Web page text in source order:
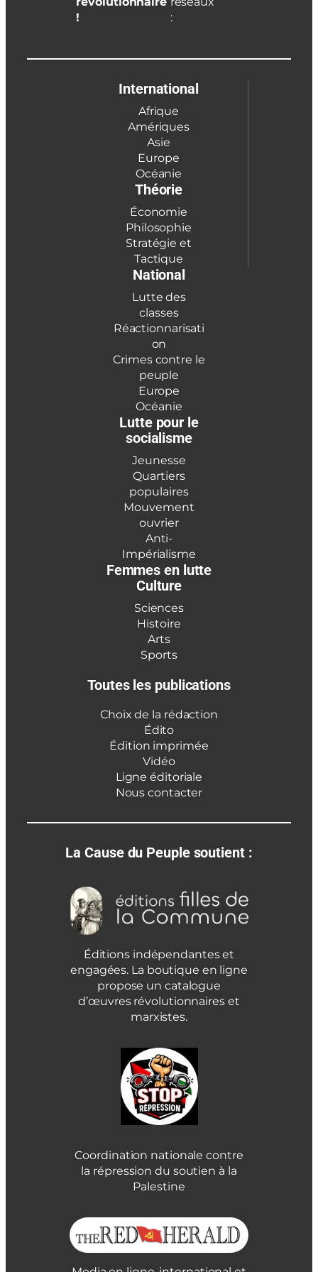
!
:
International
Afrique
Amériques
Asie
Europe
Océanie
Théorie
Économie
Philosophie
Stratégie et
Tactique
National
Lutte des
classes
Réactionnarisati
on
Crimes contre le
peuple
Europe
Océanie
Lutte pour le
socialisme
Jeunesse
Quartiers
populaires
Mouvement
ouvrier
Anti-
Impérialisme
Femmes en lutte
Culture
Sciences
Histoire
Arts
Sports
Toutes les publications
Choix de la rédaction
Édito
Édition imprimée
Vidéo
Ligne éditoriale
Nous contacter
La Cause du Peuple soutient :
Éditions indépendantes et
engagées. La boutique en ligne
propose un catalogue
d’œuvres révolutionnaires et
marxistes.
Coordination nationale contre
la répression du soutien à la
Palestine